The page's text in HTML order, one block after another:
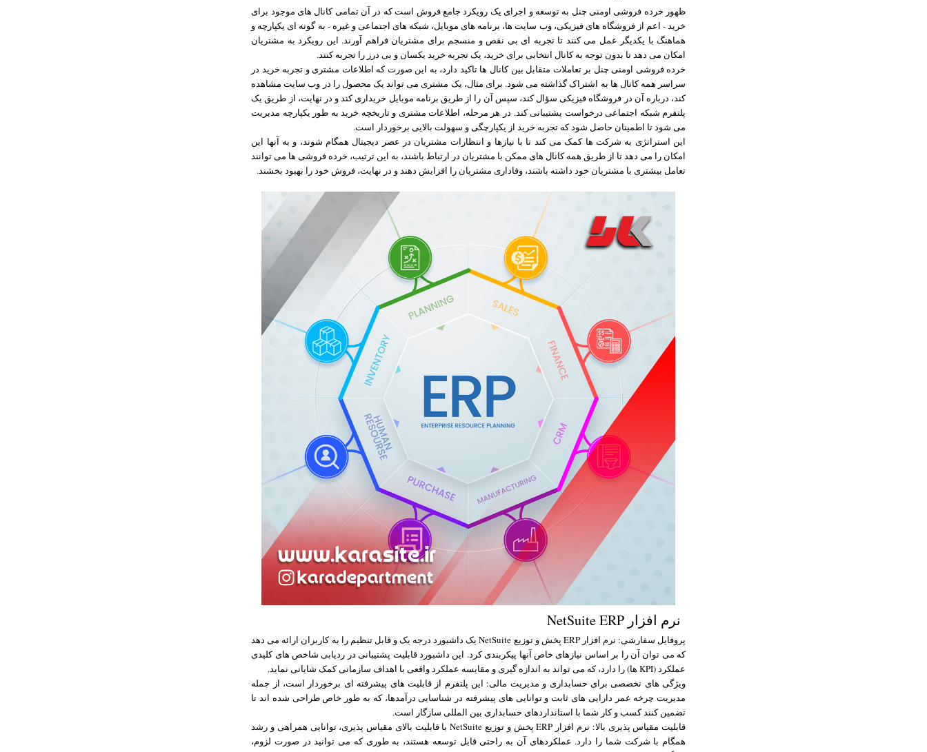
ظهور خرده فروشی اومنی چنل به توسعه و اجرای یک رویکرد جامع فروش است که در آن تمامی کانال های موجود برای
خرید - اعم از فروشگاه های فیزیکی، وب سایت ها، برنامه های موبایل، شبکه های اجتماعی و غیره - به گونه ای یکپارچه و
هماهنگ با یکدیگر عمل می کنند تا تجربه ای بی نقص و منسجم برای مشتریان فراهم آورند. این رویکرد به مشتریان
امکان می دهد تا بدون توجه به کانال انتخابی برای خرید، یک تجربه خرید یکسان و بی درز را تجربه کنند.
خرده فروشی اومنی چنل بر تعاملات متقابل بین کانال ها تاکید دارد، به این صورت که اطلاعات مشتری و تجربه خرید در
سراسر همه کانال ها به اشتراک گذاشته می شود. برای مثال، یک مشتری می تواند یک محصول را در وب سایت مشاهده
کند، درباره آن در فروشگاه فیزیکی سؤال کند، سپس آن را از طریق برنامه موبایل خریداری کند و در نهایت، از طریق یک
پلتفرم شبکه اجتماعی درخواست پشتیبانی کند. در هر مرحله، اطلاعات مشتری و تاریخچه خرید به طور یکپارچه مدیریت
می شود تا اطمینان حاصل شود که تجربه خرید از یکپارچگی و سهولت بالایی برخوردار است.
این استراتژی به شرکت ها کمک می کند تا با نیازها و انتظارات مشتریان در عصر دیجیتال همگام شوند، و به آنها این
امکان را می دهد تا از طریق همه کانال های ممکن با مشتریان در ارتباط باشند، به این ترتیب، خرده فروشی ها می توانند
تعامل بیشتری با مشتریان خود داشته باشند، وفاداری مشتریان را افزایش دهند و در نهایت، فروش خود را بهبود بخشند.
نرم افزار NetSuite ERP
پروفایل سفارشی: نرم افزار ERP پخش و توزیع NetSuite یک داشبورد درجه یک و قابل تنظیم را به کاربران ارائه می دهد
که می توان آن را بر اساس نیازهای خاص آنها پیکربندی کرد. این داشبورد قابلیت پشتیبانی در ردیابی شاخص های کلیدی
عملکرد (KPI ها) را دارد، که می تواند به اندازه گیری و مقایسه عملکرد واقعی با اهداف سازمانی کمک شایانی نماید.
ویژگی های تخصصی برای حسابداری و مدیریت مالی: این پلتفرم از قابلیت های پیشرفته ای برخوردار است، از جمله
مدیریت چرخه عمر دارایی های ثابت و توانایی های پیشرفته در شناسایی درآمدها، که به طور خاص طراحی شده اند تا
تضمین کنند کسب و کار شما با استانداردهای حسابداری بین المللی سازگار است.
قابلیت مقیاس پذیری بالا: نرم افزار ERP پخش و توزیع NetSuite با قابلیت بالای مقیاس پذیری، توانایی همراهی و رشد
همگام با شرکت شما را دارد. عملکردهای آن به راحتی قابل توسعه هستند، به طوری که می توانید در صورت لزوم،